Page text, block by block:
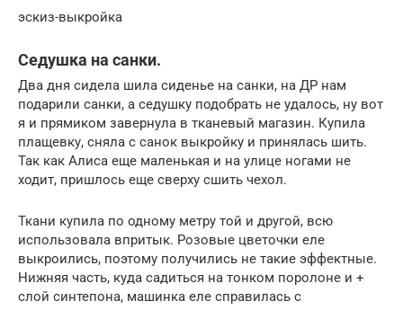
эскиз-выкройка
Седушка на санки.
Два дня сидела шила сиденье на санки, на ДР нам
подарили санки, а седушку подобрать не удалось, ну вот
я и прямиком завернула в тканевый магазин. Купила
плащевку, сняла с санок выкройку и принялась шить.
Так как Алиса еще маленькая и на улице ногами не
ходит, пришлось еще сверху сшить чехол.
Ткани купила по одному метру той и другой, всю
использовала впритык. Розовые цветочки еле
выкроились, поэтому получились не такие эффектные.
Нижняя часть, куда садиться на тонком поролоне и +
слой синтепона, машинка еле справилась с